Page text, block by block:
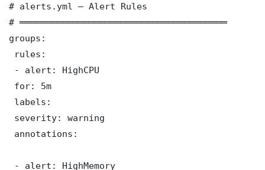
# alerts.yml — Alert Rules
# ═══════════════════════════════════════
groups:
rules:
- alert: HighCPU
for: 5m
labels:
severity: warning
annotations:
- alert: HighMemory